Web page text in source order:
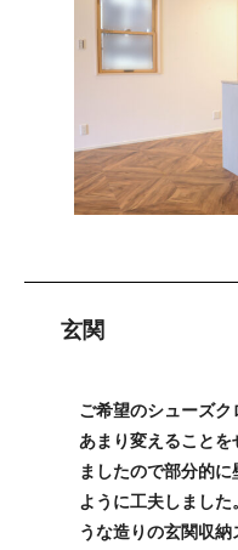
玄関
ご希望のシューズ
あまり変えることを
ましたので部分的
ように工夫しまし
うな造りの玄関収納